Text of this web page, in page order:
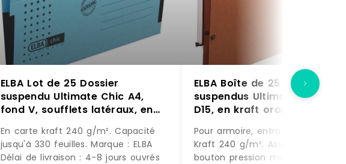
ELBA Lot de 25 Dossier
suspendu Ultimate Chic A4,
fond V, soufflets latéraux, en
carte coloris bleu –
4002030851559
En carte kraft 240 g/m². Capacité
jusqu'à 330 feuilles. Marque : ELBA
Délai de livraison : 4-8 jours ouvrés
ELBA Boîte de 25 dossiers
suspendus Ultimate A4, fond
D15, en kraft orange –
Pour armoire, entraxe de 330mm.
Kraft 240 g/m². Assemblage par
bouton pression métal. Porte-